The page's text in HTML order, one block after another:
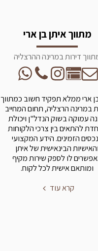
מתווך איתן בן ארי
דירות במרינה ההרצליה
ארי ממלא תפקיד חשוב כמתווך
במרינה הרצליה, תחום המחייב
עמוקה בשוק הנדל"ן ויכולת
להתאים בין צרכי הלקוחות
הזמינים. הידע המקצועי
והאישיות הבינאישית של איתן
לו לספק שירות מקיף
ומותאם אישית לכל לקוח.
קרא עוד